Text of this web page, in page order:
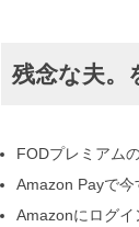
残念な夫。
FODプレミアム
Amazon Payで今
Amazonにログイ